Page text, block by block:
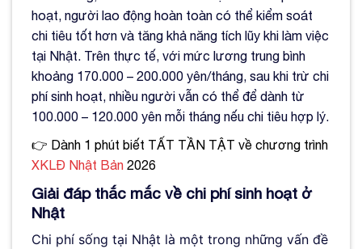
hoạt, người lao động hoàn toàn có thể kiểm soát
chi tiêu tốt hơn và tăng khả năng tích lũy khi làm việc
tại Nhật. Trên thực tế, với mức lương trung bình
khoảng 170.000 – 200.000 yên/tháng, sau khi trừ chi
phí sinh hoạt, nhiều người vẫn có thể để dành từ
100.000 – 120.000 yên mỗi tháng nếu chi tiêu hợp lý.
👉 Dành 1 phút biết TẤT TẦN TẬT về chương trình
XKLĐ Nhật Bản 2026
Giải đáp thắc mắc về chi phí sinh hoạt ở
Nhật
Chi phí sống tại Nhật là một trong những vấn đề